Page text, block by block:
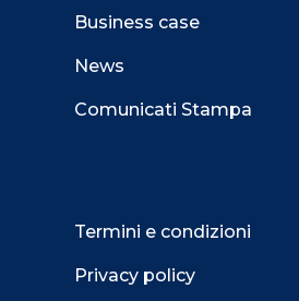
Business case
News
Comunicati Stampa
Termini e condizioni
Privacy policy